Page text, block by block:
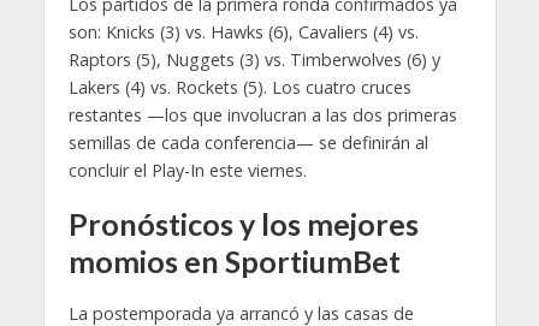
son: Knicks (3) vs. Hawks (6), Cavaliers (4) vs.
Raptors (5), Nuggets (3) vs. Timberwolves (6) y
Lakers (4) vs. Rockets (5). Los cuatro cruces
restantes —los que involucran a las dos primeras
semillas de cada conferencia— se definirán al
concluir el Play-In este viernes.
Pronósticos y los mejores
momios en SportiumBet
La postemporada ya arrancó y las casas de